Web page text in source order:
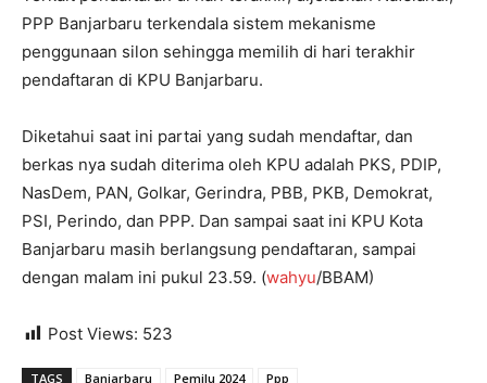
PPP Banjarbaru terkendala sistem mekanisme
penggunaan silon sehingga memilih di hari terakhir
pendaftaran di KPU Banjarbaru.
Diketahui saat ini partai yang sudah mendaftar, dan
berkas nya sudah diterima oleh KPU adalah PKS, PDIP,
NasDem, PAN, Golkar, Gerindra, PBB, PKB, Demokrat,
PSI, Perindo, dan PPP. Dan sampai saat ini KPU Kota
Banjarbaru masih berlangsung pendaftaran, sampai
dengan malam ini pukul 23.59. (wahyu/BBAM)
Post Views: 523
TAGS Banjarbaru Pemilu 2024 Ppp